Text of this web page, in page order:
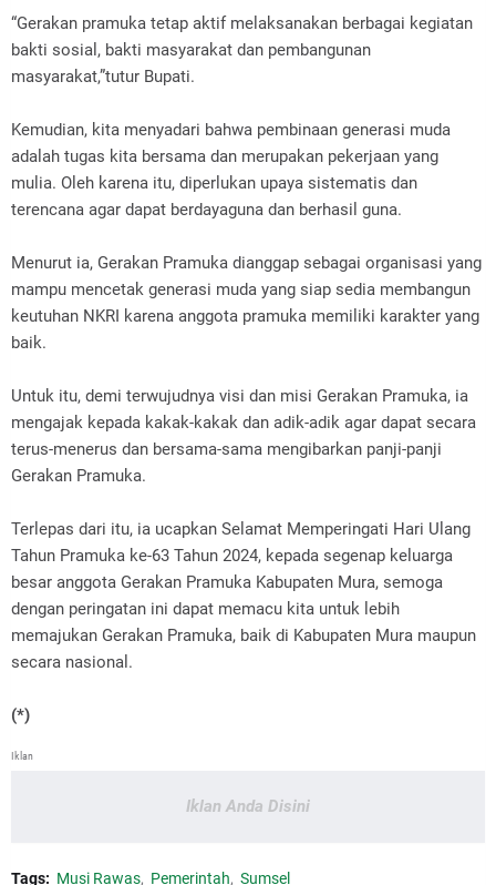
“Gerakan pramuka tetap aktif melaksanakan berbagai kegiatan
bakti sosial, bakti masyarakat dan pembangunan
masyarakat,”tutur Bupati.
Kemudian, kita menyadari bahwa pembinaan generasi muda
adalah tugas kita bersama dan merupakan pekerjaan yang
mulia. Oleh karena itu, diperlukan upaya sistematis dan
terencana agar dapat berdayaguna dan berhasil guna.
Menurut ia, Gerakan Pramuka dianggap sebagai organisasi yang
mampu mencetak generasi muda yang siap sedia membangun
keutuhan NKRI karena anggota pramuka memiliki karakter yang
baik.
Untuk itu, demi terwujudnya visi dan misi Gerakan Pramuka, ia
mengajak kepada kakak-kakak dan adik-adik agar dapat secara
terus-menerus dan bersama-sama mengibarkan panji-panji
Gerakan Pramuka.
Terlepas dari itu, ia ucapkan Selamat Memperingati Hari Ulang
Tahun Pramuka ke-63 Tahun 2024, kepada segenap keluarga
besar anggota Gerakan Pramuka Kabupaten Mura, semoga
dengan peringatan ini dapat memacu kita untuk lebih
memajukan Gerakan Pramuka, baik di Kabupaten Mura maupun
secara nasional.
(*)
Iklan
Iklan Anda Disini
Tags: Musi Rawas Pemerintah Sumsel